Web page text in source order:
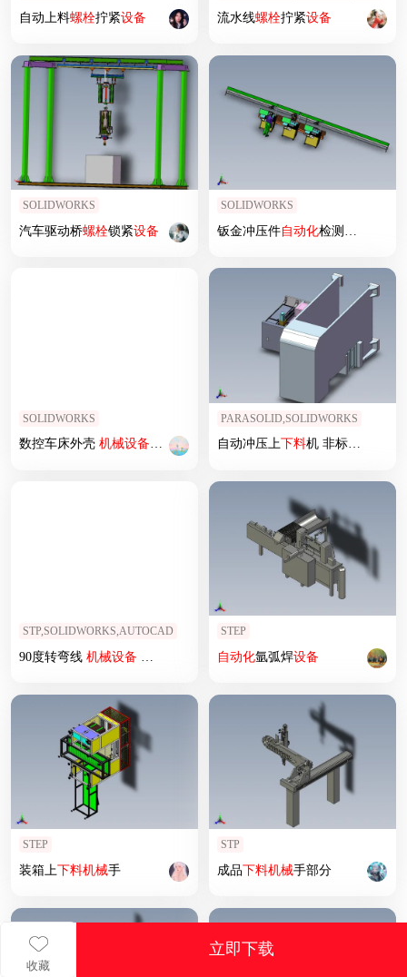
收藏
立即下载
自动上料螺栓拧紧设备 流水线螺栓拧紧设备
SOLIDWORKS
汽车驱动桥螺栓锁紧设备
SOLIDWORKS
钣金冲压件自动化检测与
SOLIDWORKS
数控车床外壳 机械设备机械素材3D图纸自动化设备三维模型
PARASOLID,SOLIDWORKS
自动冲压上下料机 非标自动化
STP,SOLIDWORKS,AUTOCAD
90度转弯线 机械设备 素材3D图纸自动化设备三维模型
STEP
自动化氩弧焊设备
STEP
装箱上下料机械手
STP
成品下料机械手部分